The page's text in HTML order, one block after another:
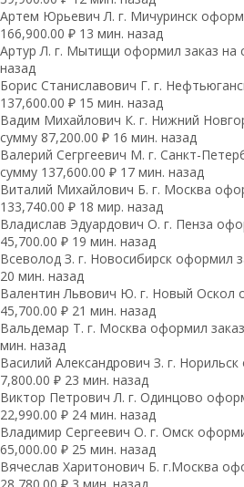
Артем Юрьевич Л. г. Мичуринск
166,900.00 ₽ 13 мин. назад
Артур Л. г. Мытищи оформил заказ на
назад
Борис Станиславович Г. г.
137,600.00 ₽ 15 мин. назад
Вадим Михайлович К. г. Нижний
сумму 87,200.00 ₽ 16 мин. назад
Валерий Сегргеевич М. г. Санкт-
сумму 137,600.00 ₽ 17 мин. назад
Виталий Михайлович Б. г. Москва
133,740.00 ₽ 18 мир. назад
Владислав Эдуардович О. г. Пенза
45,700.00 ₽ 19 мин. назад
Всеволод З. г. Новосибирск оформил
20 мин. назад
Валентин Львович Ю. г. Новый Оскол
45,700.00 ₽ 21 мин. назад
Вальдемар Т. г. Москва оформил
мин. назад
Василий Александрович З. г.
7,800.00 ₽ 23 мин. назад
Виктор Петрович Л. г. Одинцово
22,990.00 ₽ 24 мин. назад
Владимир Сергеевич О. г. Омск
65,000.00 ₽ 25 мин. назад
Вячеслав Харитонович Б. г.Москва